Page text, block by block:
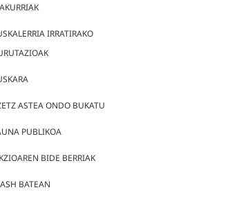
IRRATIRAKO
ASTEA ONDO BUKATU
PUBLIKOA
BIDE BERRIAK
BATEAN